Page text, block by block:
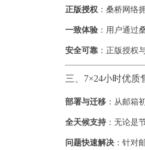
正版授权 ：桑桥网络
一致体验 ：用户通过
安全可靠 ：正版授权
三、7×24小时优质
部署与迁移 ：从邮箱
全天候支持 ：无论是
问题快速解决 ：针对